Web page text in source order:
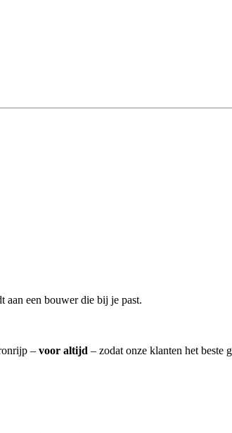
aan een bouwer die bij je past.
– voor altijd – zodat onze klanten het beste